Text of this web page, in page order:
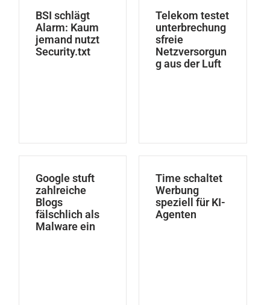
BSI schlägt
Alarm: Kaum
jemand nutzt
Security.txt
Telekom testet
unterbrechung
sfreie
Netzversorgun
g aus der Luft
Google stuft
zahlreiche
Blogs
fälschlich als
Malware ein
Time schaltet
Werbung
speziell für KI-
Agenten